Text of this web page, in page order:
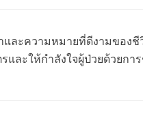
ละความหมายที่ดีงามของ
ละให้กำลังใจผู้ป่วยด้วยก